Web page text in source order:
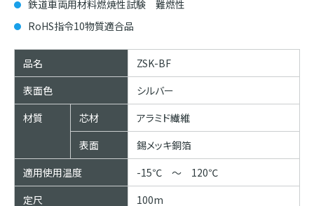
鉄道車両用材料燃焼性試験 難燃性
RoHS指令10物質適合品
品名
ZSK-BF
表面色
シルバー
材質
芯材
アラミド繊維
表面
錫メッキ銅箔
適用使用温度
-15℃ ～ 120℃
定尺
100m